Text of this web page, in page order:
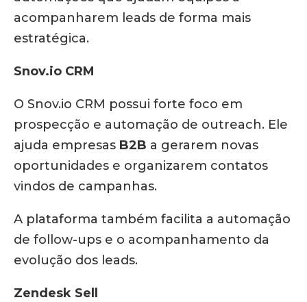
acompanharem leads de forma mais
estratégica.
Snov.io CRM
O Snov.io CRM possui forte foco em
prospecção e automação de outreach. Ele
ajuda empresas B2B a gerarem novas
oportunidades e organizarem contatos
vindos de campanhas.
A plataforma também facilita a automação
de follow-ups e o acompanhamento da
evolução dos leads.
Zendesk Sell